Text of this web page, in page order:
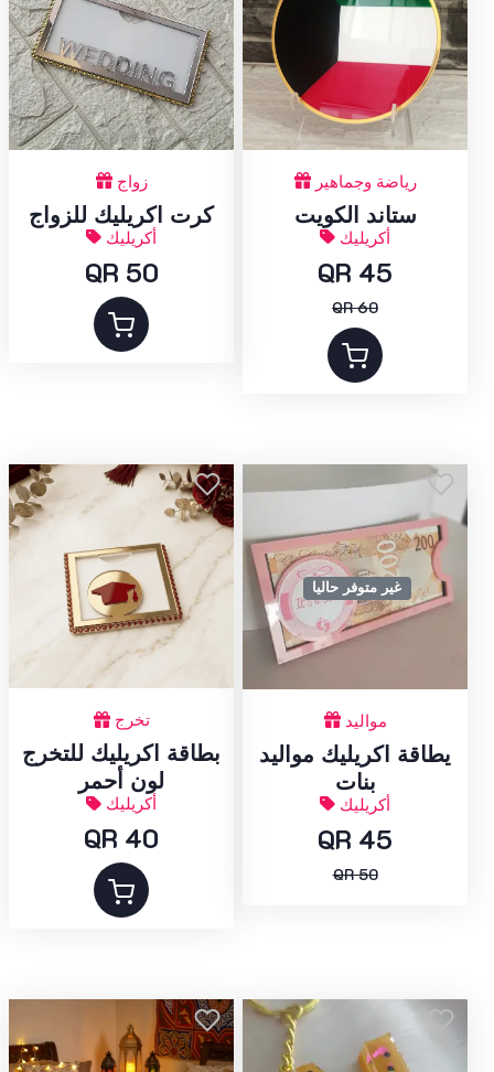
زواج
كرت اكريليك للزواج
أكريليك
QR 50
رياضة وجماهير
ستاند الكويت
أكريليك
QR 45
QR 60
تخرج
بطاقة اكريليك للتخرج
لون أحمر
أكريليك
QR 40
غير متوفر حاليا
مواليد
يطاقة اكريليك مواليد
بنات
أكريليك
QR 45
QR 50